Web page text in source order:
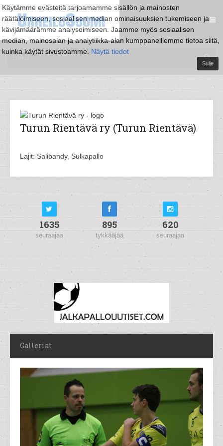
Käytämme evästeitä tarjoamamme sisällön ja mainosten
räätälöimiseen, sosiaalisen median ominaisuuksien tukemiseen ja
kävijämäärämme analysoimiseen. Jaamme myös sosiaalisen
median, mainosalan ja analytiikka-alan kumppaneillemme tietoa siitä,
kuinka käytät sivustoamme. Näytä tiedot
Sulje
Turun Rientävä ry (Turun Rientävä)
Lajit: Salibandy, Sulkapallo
1635
seuraajaa
895
tykkääjää
620
seuraajaa
Galleriat